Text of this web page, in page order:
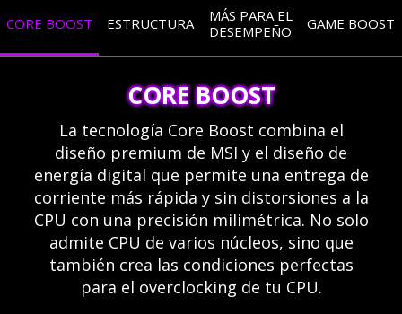
CORE BOOST ESTRUCTURA
MÁS PARA EL
DESEMPEÑO
GAME BOOST
CORE BOOST
La tecnología Core Boost combina el
diseño premium de MSI y el diseño de
energía digital que permite una entrega de
corriente más rápida y sin distorsiones a la
CPU con una precisión milimétrica. No solo
admite CPU de varios núcleos, sino que
también crea las condiciones perfectas
para el overclocking de tu CPU.